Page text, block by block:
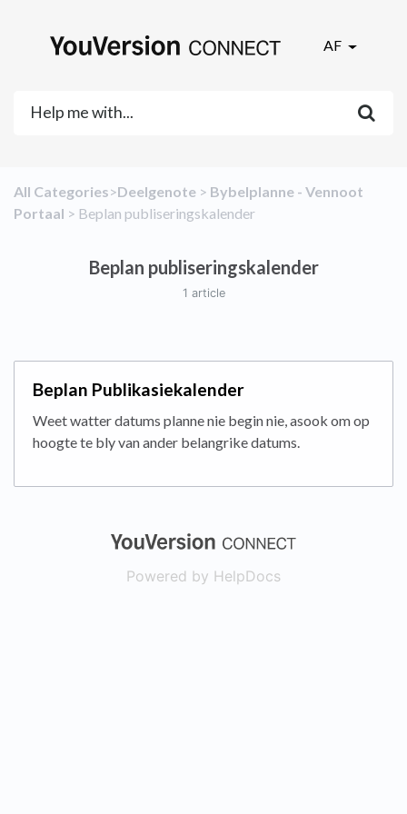
AF
All Categories​>​​Deelgenote ​ > ​ ​Bybelplanne - Vennoot
Portaal ​ > ​ ​Beplan publiseringskalender
Beplan publiseringskalender
1 article
Beplan Publikasiekalender
Weet watter datums planne nie begin nie, asook om op
hoogte te bly van ander belangrike datums.
(opens in a
Powered by HelpDocs